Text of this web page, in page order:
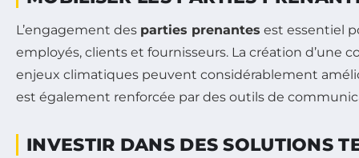
L’engagement des parties prenantes est essentiel
employés, clients et fournisseurs. La création d’une
enjeux climatiques peuvent considérablement
est également renforcée par des outils de
INVESTIR DANS DES SOLUTIONS